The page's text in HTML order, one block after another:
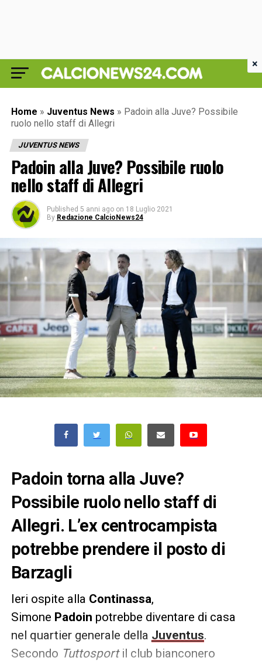
Home » Juventus News » Padoin alla Juve? Possibile
ruolo nello staff di Allegri
JUVENTUS NEWS
Padoin alla Juve? Possibile ruolo
nello staff di Allegri
Published 5 anni ago on 18 Luglio 2021
By Redazione CalcioNews24
Padoin torna alla Juve?
Possibile ruolo nello staff di
Allegri. L’ex centrocampista
potrebbe prendere il posto di
Barzagli
Ieri ospite alla Continassa,
Simone Padoin potrebbe diventare di casa
nel quartier generale della Juventus.
Secondo Tuttosportil club bianconero
×